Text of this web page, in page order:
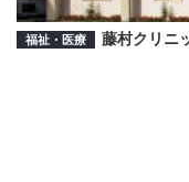
福祉・医療 藤村クリニ